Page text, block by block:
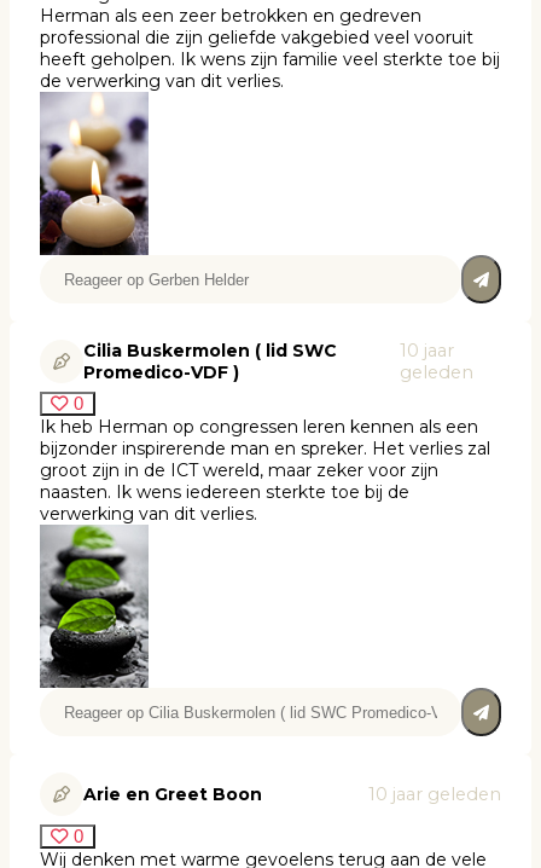
Herman als een zeer betrokken en gedreven
professional die zijn geliefde vakgebied veel vooruit
heeft geholpen. Ik wens zijn familie veel sterkte toe bij
de verwerking van dit verlies.
Cilia Buskermolen ( lid SWC
Promedico-VDF )
10 jaar
geleden
0
Ik heb Herman op congressen leren kennen als een
bijzonder inspirerende man en spreker. Het verlies zal
groot zijn in de ICT wereld, maar zeker voor zijn
naasten. Ik wens iedereen sterkte toe bij de
verwerking van dit verlies.
Arie en Greet Boon 10 jaar geleden
0
Wij denken met warme gevoelens terug aan de vele